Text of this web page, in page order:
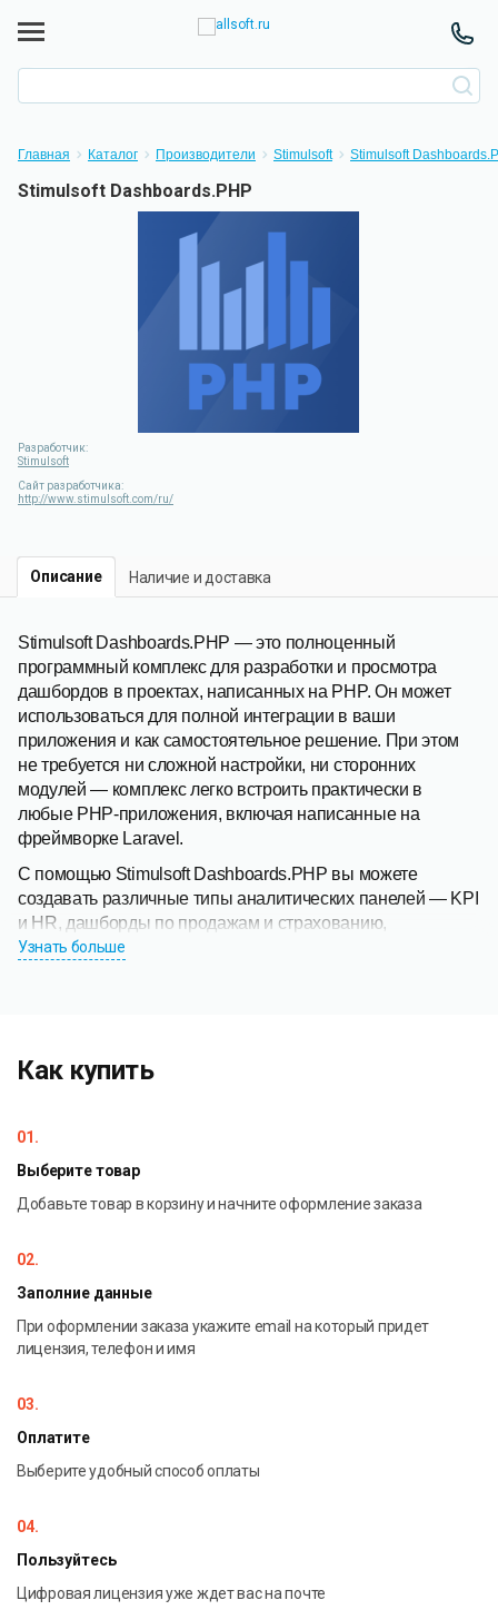
Главная Каталог Производители Stimulsoft Stimulsoft
Stimulsoft Dashboards.PHP
Разработчик:
Stimulsoft
Сайт разработчика:
http://www.stimulsoft.com/ru/
Описание Наличие и доставка
Stimulsoft Dashboards.PHP — это полноценный
программный комплекс для разработки и просмотра
дашбордов в проектах, написанных на PHP. Он может
использоваться для полной интеграции в ваши
приложения и как самостоятельное решение. При этом
не требуется ни сложной настройки, ни сторонних
модулей — комплекс легко встроить практически в
любые PHP-приложения, включая написанные на
фреймворке Laravel.
С помощью Stimulsoft Dashboards.PHP вы можете
создавать различные типы аналитических панелей — KPI
и HR, дашборды по продажам и страхованию,
статистические и маркетинговые панели. Для быстрого
Узнать больше
Как купить
01.
Выберите товар
Добавьте товар в корзину и начните оформление заказа
02.
Заполние данные
При оформлении заказа укажите email на который придет
лицензия, телефон и имя
03.
Оплатите
Выберите удобный способ оплаты
04.
Пользуйтесь
Цифровая лицензия уже ждет вас на почте